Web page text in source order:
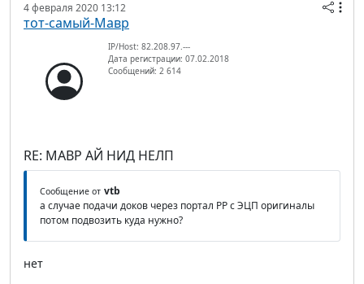
4 февраля 2020 13:12
тот-самый-Мавр
IP/Host: 82.208.97.---
Дата регистрации: 07.02.2018
Сообщений: 2 614
RE: МАВР АЙ НИД НЕЛП
Сообщение от vtb
а случае подачи доков через портал РР с ЭЦП оригиналы
потом подвозить куда нужно?
нет